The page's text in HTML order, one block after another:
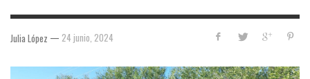
Julia López — 24 junio, 2024